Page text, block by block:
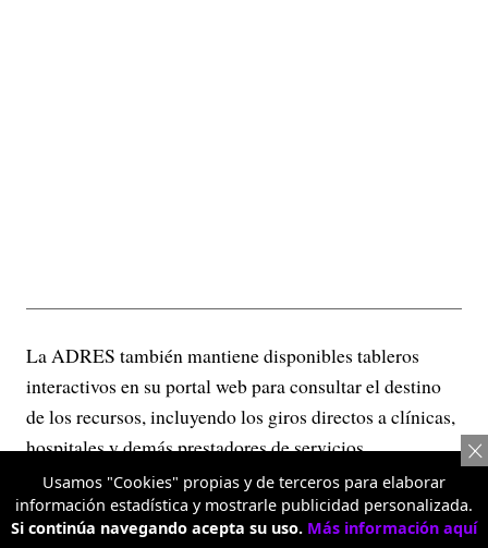
La ADRES también mantiene disponibles tableros
interactivos en su portal web para consultar el destino
de los recursos, incluyendo los giros directos a clínicas,
hospitales y demás prestadores de servicios.
TEMAS RELACIONADOS:
ECONOMÍA INSTITUTO NACIONAL DE SALUD
Usamos "Cookies" propias y de terceros para elaborar
información estadística y mostrarle publicidad personalizada.
Si continúa navegando acepta su uso. Más información aquí